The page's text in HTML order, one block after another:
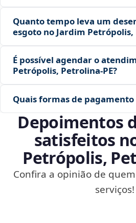
Quanto tempo leva um
esgoto no Jardim Petrópolis,
É possível agendar o
Petrópolis, Petrolina‑PE?
Quais formas de pagamento
Depoimentos
satisfeitos
Petrópolis,
Confira a opinião de
serviços!